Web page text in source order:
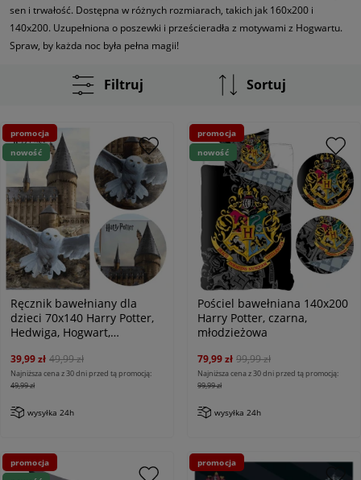
sen i trwałość. Dostępna w różnych rozmiarach, takich jak 160x200 i
140x200. Uzupełniona o poszewki i prześcieradła z motywami z Hogwartu.
Spraw, by każda noc była pełna magii!
Filtruj Sortuj
Ręcznik bawełniany dla
dzieci 70x140 Harry Potter,
Hedwiga, Hogwart,
39,99 zł 49,99 zł
Najniższa cena z 30 dni przed tą promocją:
49,99 zł
wysyłka 24h
promocja
nowość
Pościel bawełniana 140x200
Harry Potter, czarna,
młodzieżowa
79,99 zł 99,99 zł
Najniższa cena z 30 dni przed tą promocją:
99,99 zł
wysyłka 24h
promocja
nowość
promocja
promocja